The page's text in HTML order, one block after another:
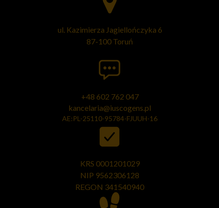
KRS 0001201029
NIP 9562306128
REGON 341540940
+48 602 762 047
kancelaria@iuscogens.pl
AE:PL-25110-95784-FJUUH-16
ul. Kazimierza Jagiellończyka 6
87-100 Toruń